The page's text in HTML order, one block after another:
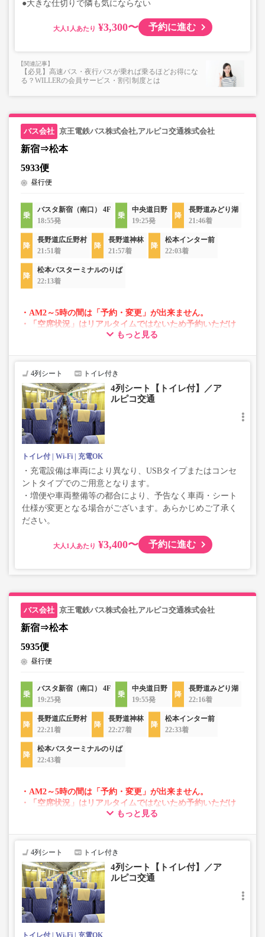
●大きな仕切りで隣も気にならない
大人 ¥3,300〜 予約に進む
【必見】高速バス・夜行バスが乗れば乗るほどお得にな
る？WILLERの会員サービス・割引制度とは
京王電鉄バス株式会社,アルピコ交通株式会社
新宿⇒松本
5933便
昼行便
バスタ新宿（南口） 4F
18:55発
中央道日野
19:25発
長野道みどり湖
21:46着
長野道広丘野村
21:51着
長野道神林
21:57着
松本インター前
22:03着
松本バスターミナルのりば
22:13着
・AM2～5時の間は「予約・変更」が出来ません。
・「空席状況」はリアルタイムではないため予約いただけ
ない場合がございます。
する場合がございます。
・車両は予告なく変更となる場合がございます。これに伴
で、あらかじめご了承ください。
もっと見る
4列シート トイレ付き
4列シート【トイレ付】／ア
ルピコ交通
トイレ付 Wi-Fi 充電OK
・充電設備は車両により異なり、USBタイプまたはコンセ
ントタイプでのご用意となります。
・増便や車両整備等の都合により、予告なく車両・シート
仕様が変更となる場合がございます。あらかじめご了承く
ださい。
大人 ¥3,400〜 予約に進む
京王電鉄バス株式会社,アルピコ交通株式会社
新宿⇒松本
5935便
昼行便
バスタ新宿（南口） 4F
19:25発
中央道日野
19:55発
長野道みどり湖
22:16着
長野道広丘野村
22:21着
長野道神林
22:27着
松本インター前
22:33着
松本バスターミナルのりば
22:43着
・AM2～5時の間は「予約・変更」が出来ません。
・「空席状況」はリアルタイムではないため予約いただけ
ない場合がございます。
する場合がございます。
・車両は予告なく変更となる場合がございます。これに伴
で、あらかじめご了承ください。
もっと見る
4列シート トイレ付き
4列シート【トイレ付】／ア
ルピコ交通
トイレ付 Wi-Fi 充電OK